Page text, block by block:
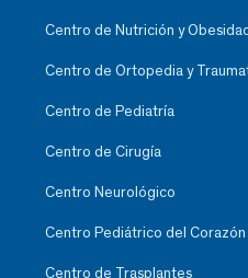
Centro de Nutrición y
Centro de Ortopedia y
Centro de Pediatría
Centro de Cirugía
Centro Neurológico
Centro Pediátrico del Corazón
Centro de Trasplantes